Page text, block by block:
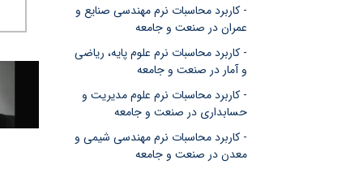
- کاربرد محاسبات نرم مهندسی صنایع و
عمران در صنعت و جامعه
- کاربرد محاسبات نرم علوم پایه، ریاضی
و آمار در صنعت و جامعه
- کاربرد محاسبات نرم علوم مدیریت و
حسابداری در صنعت و جامعه
- کاربرد محاسبات نرم مهندسی شیمی و
معدن در صنعت و جامعه